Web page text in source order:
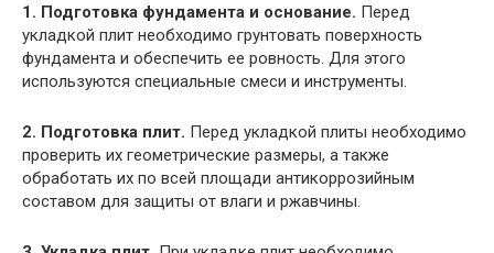
1. Подготовка фундамента и основание. Перед
укладкой плит необходимо грунтовать поверхность
фундамента и обеспечить ее ровность. Для этого
используются специальные смеси и инструменты.
2. Подготовка плит. Перед укладкой плиты необходимо
проверить их геометрические размеры, а также
обработать их по всей площади антикоррозийным
составом для защиты от влаги и ржавчины.